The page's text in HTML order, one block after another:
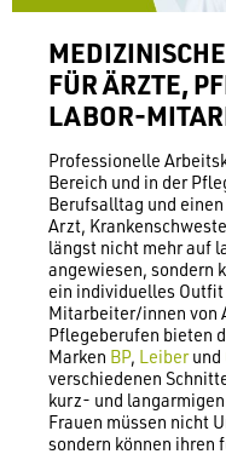
FÜR ÄRZTE,
LABOR-
Professionelle
Bereich und in der
Berufsalltag und
Arzt,
längst nicht mehr auf
angewiesen, sondern
ein individuelles
Mitarbeiter/innen von
Pflegeberufen bieten
Marken BP, Leiberund
verschiedenen
kurz- und
Frauen müssen nicht
sondern können